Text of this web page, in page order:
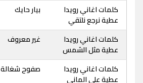
كلمات اغاني رويدا
عطية نرجع نلتقي
بيار حايك
كلمات اغاني رويدا
عطية مثل الشمس
غير معروف
كلمات اغاني رويدا
عطية على الماني
صفوح شغالة